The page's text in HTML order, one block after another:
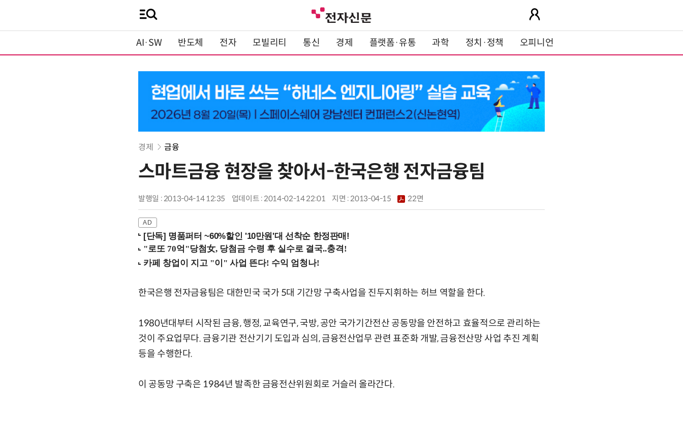
AI·SW 반도체 전자 모빌리티 통신 경제 플랫폼·유통 과학 정치·정책 오피니언
경제 금융
스마트금융 현장을 찾아서-한국은행 전자금융팀
발행일 : 2013-04-14 12:35 업데이트 : 2014-02-14 22:01 지면 :2013-04-15 22면
[단독] 명품퍼터 ~60%할인 '10만원'대 선착순 한정판매!
한국은행 전자금융팀은 대한민국 국가 5대 기간망 구축사업을 진두지휘하는 허브 역할을 한다.
1980년대부터 시작된 금융, 행정, 교육연구, 국방, 공안 국가기간전산 공동망을 안전하고 효율적으로 관리하는
것이 주요업무다. 금융기관 전산기기 도입과 심의, 금융전산업무 관련 표준화 개발, 금융전산망 사업 추진 계획
등을 수행한다.
이 공동망 구축은 1984년 발족한 금융전산위원회로 거슬러 올라간다.